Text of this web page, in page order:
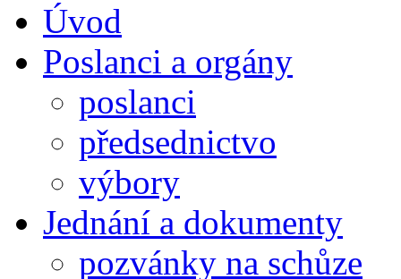
Úvod
Poslanci a orgány
poslanci
předsednictvo
výbory
Jednání a dokumenty
pozvánky na schůze